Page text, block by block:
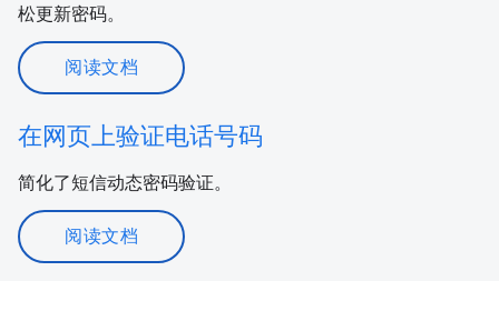
松更新密码。
阅读文档
在网页上验证电话号码
简化了短信动态密码验证。
阅读文档